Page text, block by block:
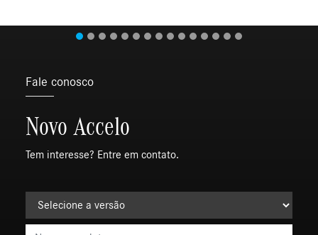
Fale conosco
Novo Accelo
Tem interesse? Entre em contato.